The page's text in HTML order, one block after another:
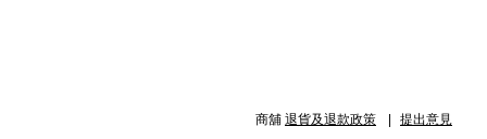
商舖 退貨及退款政策 提出意見